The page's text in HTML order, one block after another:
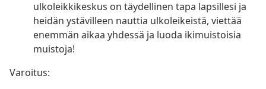
ulkoleikkikeskus on täydellinen tapa lapsillesi ja
heidän ystävilleen nauttia ulkoleikeistä, viettää
enemmän aikaa yhdessä ja luoda ikimuistoisia
muistoja!
Varoitus: